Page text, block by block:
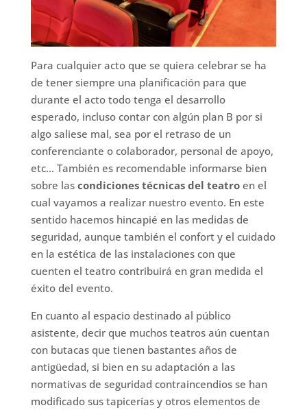
Para cualquier acto que se quiera celebrar se ha
de tener siempre una planificación para que
durante el acto todo tenga el desarrollo
esperado, incluso contar con algún plan B por si
algo saliese mal, sea por el retraso de un
conferenciante o colaborador, personal de apoyo,
etc… También es recomendable informarse bien
sobre las condiciones técnicas del teatroen el
cual vayamos a realizar nuestro evento. En este
sentido hacemos hincapié en las medidas de
seguridad, aunque también el confort y el cuidado
en la estética de las instalaciones con que
cuenten el teatro contribuirá en gran medida el
éxito del evento.
En cuanto al espacio destinado al público
asistente, decir que muchos teatros aún cuentan
con butacas que tienen bastantes años de
antigüedad, si bien en su adaptación a las
normativas de seguridad contraincendios se han
modificado sus tapicerías y otros elementos de